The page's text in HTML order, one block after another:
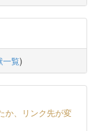
一覧)
か、リンク先が変